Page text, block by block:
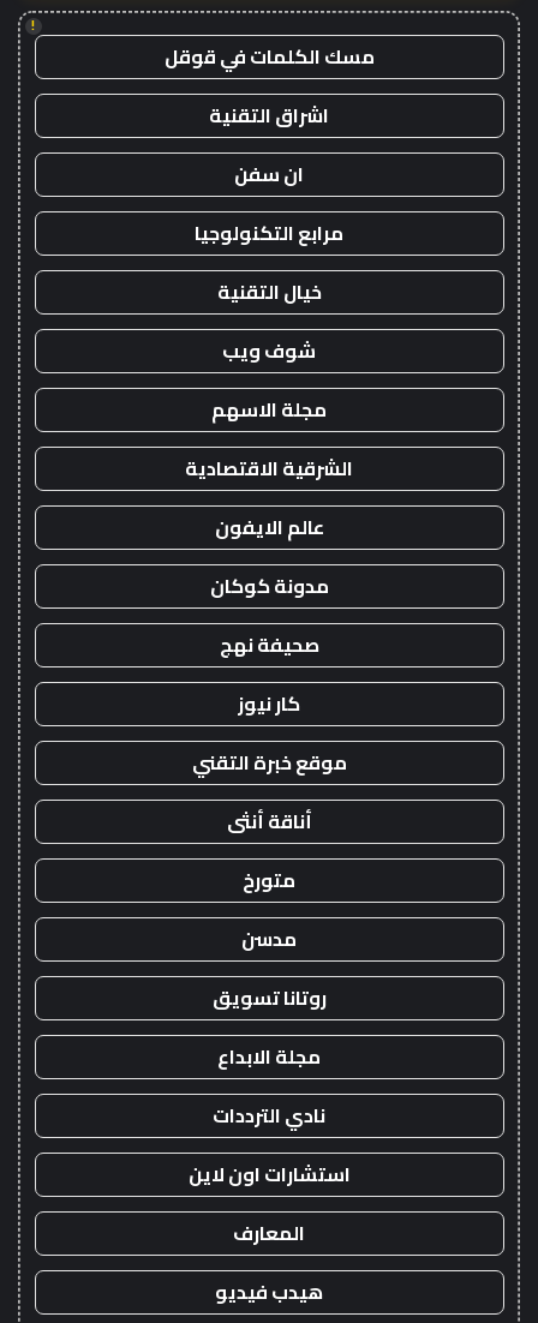
!
مسك الكلمات في قوقل
اشراق التقنية
ان سفن
مرابع التكنولوجيا
خيال التقنية
شوف ويب
مجلة الاسهم
الشرقية الاقتصادية
عالم الايفون
مدونة كوكان
صحيفة نهج
كار نيوز
موقع خبرة التقني
أناقة أنثى
متورخ
مدسن
روتانا تسويق
مجلة الابداع
نادي الترددات
استشارات اون لاين
المعارف
هيدب فيديو